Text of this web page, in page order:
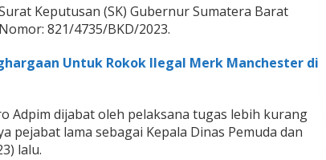
Keputusan (SK) Gubernur Sumatera Barat
821/4735/BKD/2023.
Untuk Rokok Ilegal Merk Manchester di
Adpim dijabat oleh pelaksana tugas lebih kurang
pejabat lama sebagai Kepala Dinas Pemuda dan
lalu.